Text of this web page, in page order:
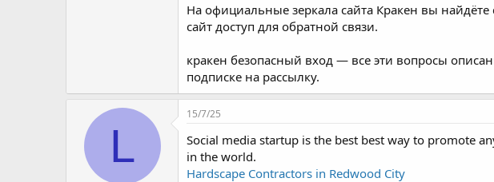
На официальные зеркала сайта Кракен вы
сайт доступ для обратной связи.
кракен безопасный вход — все эти вопросы
подписке на рассылку.
L
15/7/25
Social media startup is the best best way to promote
in the world.
Hardscape Contractors in Redwood City